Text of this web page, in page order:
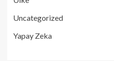
Uncategorized
Yapay Zeka